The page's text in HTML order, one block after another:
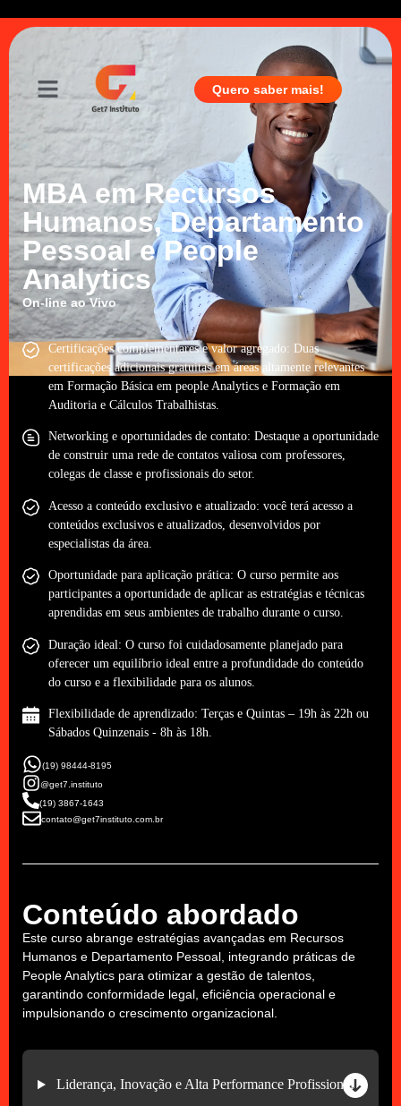
Quero saber mais!
MBA em Recursos
Humanos, Departamento
Pessoal e People
Analytics
On-line ao Vivo
Certificações complementares e valor agregado: Duas
certificações adicionais gratuitas em áreas altamente relevantes
em Formação Básica em people Analytics e Formação em
Auditoria e Cálculos Trabalhistas.
Networking e oportunidades de contato: Destaque a oportunidade
de construir uma rede de contatos valiosa com professores,
colegas de classe e profissionais do setor.
Acesso a conteúdo exclusivo e atualizado: você terá acesso a
conteúdos exclusivos e atualizados, desenvolvidos por
especialistas da área.
Oportunidade para aplicação prática: O curso permite aos
participantes a oportunidade de aplicar as estratégias e técnicas
aprendidas em seus ambientes de trabalho durante o curso.
Duração ideal: O curso foi cuidadosamente planejado para
oferecer um equilíbrio ideal entre a profundidade do conteúdo
do curso e a flexibilidade para os alunos.
Flexibilidade de aprendizado: Terças e Quintas – 19h às 22h ou
Sábados Quinzenais - 8h às 18h.
(19) 98444-8195
@get7.instituto
(19) 3867-1643
contato@get7instituto.com.br
Conteúdo abordado
Este curso abrange estratégias avançadas em Recursos
Humanos e Departamento Pessoal, integrando práticas de
People Analytics para otimizar a gestão de talentos,
garantindo conformidade legal, eficiência operacional e
impulsionando o crescimento organizacional.
Liderança, Inovação e Alta Performance Profissional